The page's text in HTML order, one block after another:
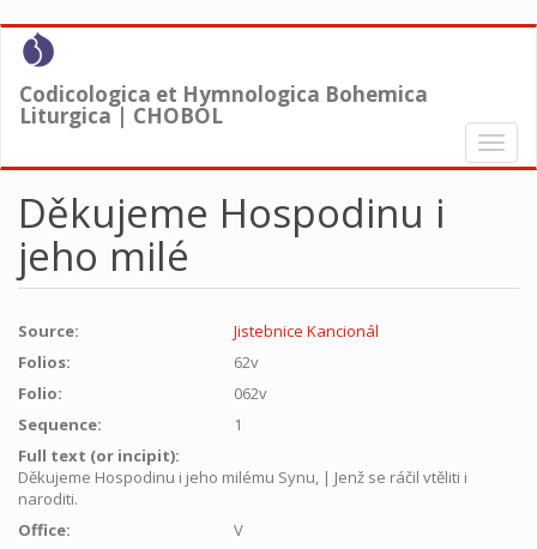
Skip
content
Codicologica et Hymnologica Bohemica
Liturgica | CHOBOL
Toggle
Děkujeme Hospodinu i
jeho milé
Source:
Jistebnice Kancionál
Folios:
62v
Folio:
062v
Sequence:
1
Full text (or incipit):
Děkujeme Hospodinu i jeho milému Synu, | Jenž se ráčil vtěliti i
naroditi.
Office:
V